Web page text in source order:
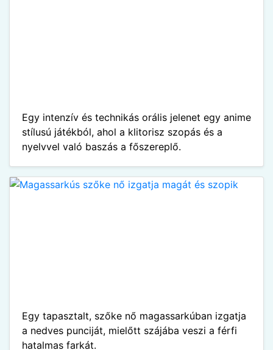
Egy intenzív és technikás orális jelenet egy anime
stílusú játékból, ahol a klitorisz szopás és a
nyelvvel való baszás a főszereplő.
Egy tapasztalt, szőke nő magassarkúban izgatja
a nedves punciját, mielőtt szájába veszi a férfi
hatalmas farkát.